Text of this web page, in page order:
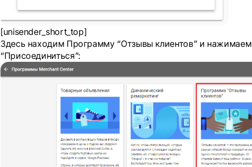
[unisender_short_top]
Здесь находим Программу “Отзывы клиентов” и нажимаем
“Присоединиться”: